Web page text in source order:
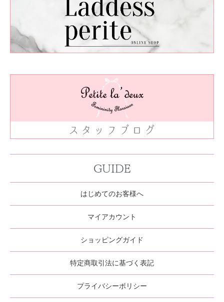
GUIDE
はじめてのお客様へ
マイアカウント
ショッピングガイド
特定商取引法に基づく表記
プライバシーポリシー